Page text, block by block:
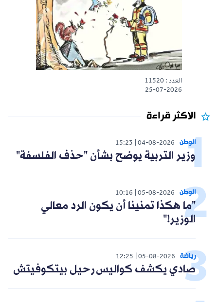
العدد : 11520
25-07-2026
الأكثر قراءة
الوطن 04-08-2026
15:23
وزير التربية يوضح بشأن "حذف الفلسفة"
الوطن 05-08-2026
10:16
"ما هكذا تمنينا أن يكون الرد معالي
الوزير!"
رياضة 05-08-2026
12:25
صادي يكشف كواليس رحيل بيتكوفيتش